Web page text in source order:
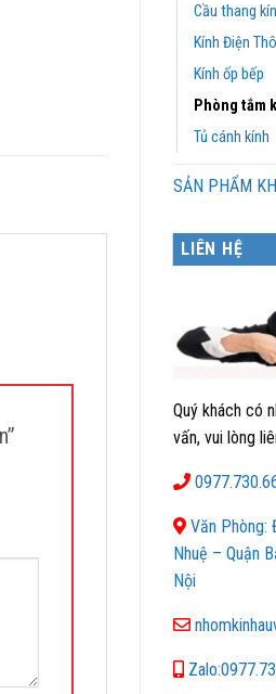
Cầu thang
Kính Điện
Kính ốp bếp
Phòng tắm
Tủ cánh kính
SẢN PHẨM
LIÊN HỆ
Quý khách có
vấn, vui lòng
Văn Phòng:
Nhuệ – Quận
Nội